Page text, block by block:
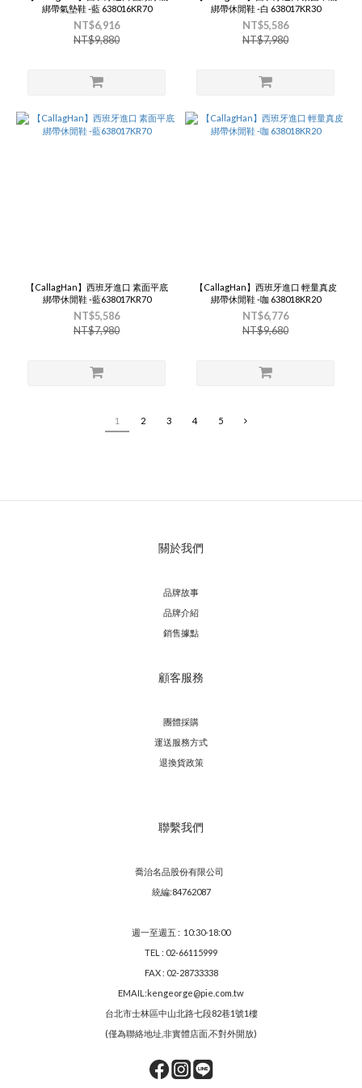
綁帶氣墊鞋 -藍 638016KR70
NT$6,916
NT$9,880
綁帶休閒鞋 -白 638017KR30
NT$5,586
NT$7,980
【CallagHan】西班牙進口 素面平底
綁帶休閒鞋 -藍638017KR70
NT$5,586
NT$7,980
【CallagHan】西班牙進口 輕量真皮
綁帶休閒鞋 -咖 638018KR20
NT$6,776
NT$9,680
1 2 3 4 5
關於我們
品牌故事
品牌介紹
銷售據點
顧客服務
團體採購
運送服務方式
退換貨政策
聯繫我們
喬治名品股份有限公司
統編:84762087
週一至週五 : 10:30-18:00
TEL : 02-66115999
FAX : 02-28733338
EMAIL:kengeorge@pie.com.tw
台北市士林區中山北路七段82巷1號1樓
(僅為聯絡地址,非實體店面,不對外開放)